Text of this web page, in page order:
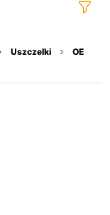
Uszczelki
OE